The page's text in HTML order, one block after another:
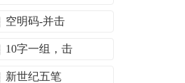
空明码-并击
10字一组，击
新世纪五笔